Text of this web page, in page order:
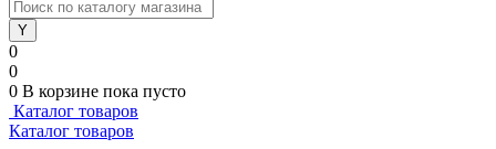
0
0
0 В корзине пока пусто
Каталог товаров
Каталог товаров